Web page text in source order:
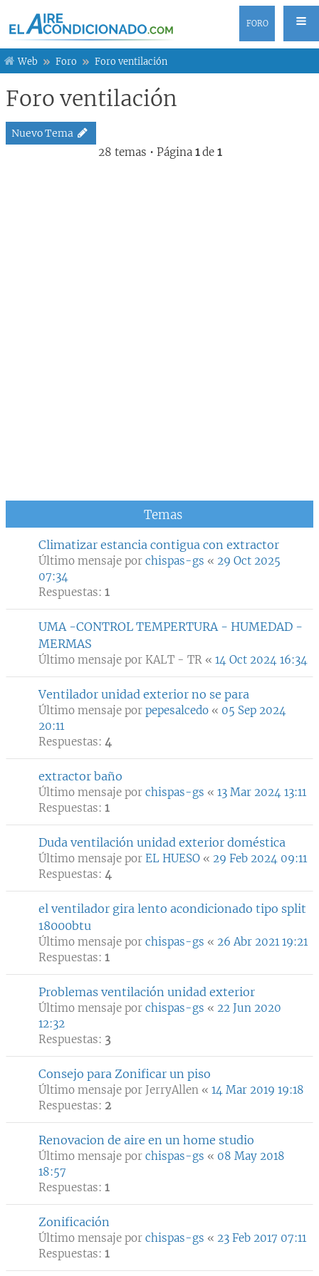
FORO
Web Foro Foro ventilación
Foro ventilación
Nuevo Tema
28 temas • Página 1de 1
Temas
Climatizar estancia contigua con extractor
Último mensaje por chispas-gs « 29 Oct 2025
07:34
Respuestas: 1
UMA -CONTROL TEMPERTURA - HUMEDAD -
MERMAS
Último mensaje por KALT - TR « 14 Oct 2024 16:34
Ventilador unidad exterior no se para
Último mensaje por pepesalcedo « 05 Sep 2024
20:11
Respuestas: 4
extractor baño
Último mensaje por chispas-gs « 13 Mar 2024 13:11
Respuestas: 1
Duda ventilación unidad exterior doméstica
Último mensaje por EL HUESO « 29 Feb 2024 09:11
Respuestas: 4
el ventilador gira lento acondicionado tipo split
18000btu
Último mensaje por chispas-gs « 26 Abr 2021 19:21
Respuestas: 1
Problemas ventilación unidad exterior
Último mensaje por chispas-gs « 22 Jun 2020
12:32
Respuestas: 3
Consejo para Zonificar un piso
Último mensaje por JerryAllen « 14 Mar 2019 19:18
Respuestas: 2
Renovacion de aire en un home studio
Último mensaje por chispas-gs « 08 May 2018
18:57
Respuestas: 1
Zonificación
Último mensaje por chispas-gs « 23 Feb 2017 07:11
Respuestas: 1